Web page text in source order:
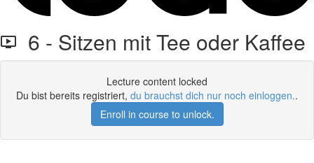
6 - Sitzen mit Tee oder Kaffee
Lecture content locked
Du bist bereits registriert, du brauchst dich nur noch einloggen..
Enroll in course to unlock.